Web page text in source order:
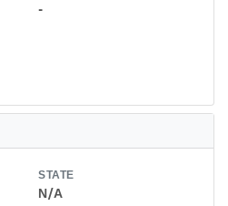
-
STATE
N/A